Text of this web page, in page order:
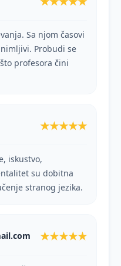
Sa njom časovi
Probudi se
profesora čini
★★★★★
iskustvo,
su dobitna
stranog jezika.
★★★★★